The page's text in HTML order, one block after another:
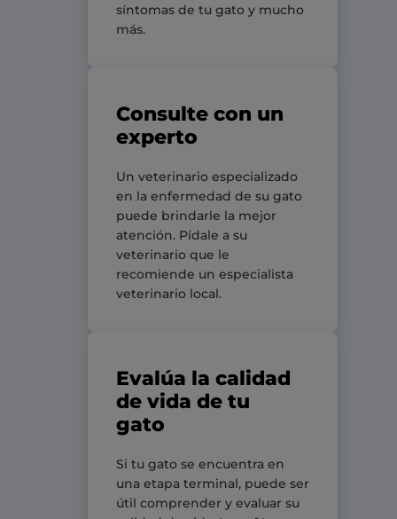
síntomas de tu gato y mucho
más.
Consulte con un
experto
Un veterinario especializado
en la enfermedad de su gato
puede brindarle la mejor
atención. Pídale a su
veterinario que le
recomiende un especialista
veterinario local.
Evalúa la calidad
de vida de tu
gato
Si tu gato se encuentra en
una etapa terminal, puede ser
útil comprender y evaluar su